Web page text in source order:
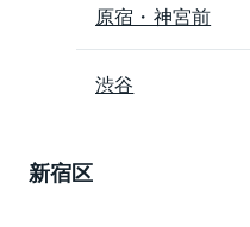
原宿・神宮前
渋谷
新宿区